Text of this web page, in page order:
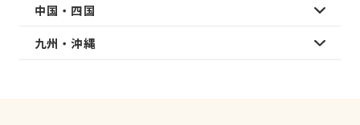
中国・四国
九州・沖縄